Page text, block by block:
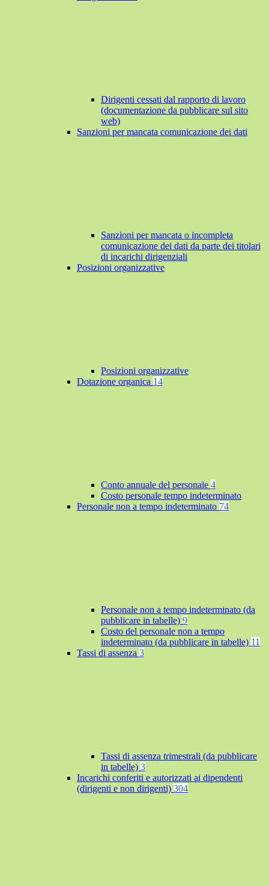
Dirigenti cessati dal rapporto di lavoro
(documentazione da pubblicare sul sito
web)
Sanzioni per mancata comunicazione dei dati
Sanzioni per mancata o incompleta
comunicazione dei dati da parte dei titolari
di incarichi dirigenziali
Posizioni organizzative
Posizioni organizzative
Dotazione organica 14
Conto annuale del personale 4
Costo personale tempo indeterminato
Personale non a tempo indeterminato 74
Personale non a tempo indeterminato (da
pubblicare in tabelle) 9
Costo del personale non a tempo
indeterminato (da pubblicare in tabelle) 11
Tassi di assenza 3
Tassi di assenza trimestrali (da pubblicare
in tabelle) 3
Incarichi conferiti e autorizzati ai dipendenti
(dirigenti e non dirigenti) 304